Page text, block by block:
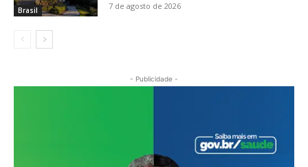
Brasil 7 de agosto de 2026
- Publicidade -